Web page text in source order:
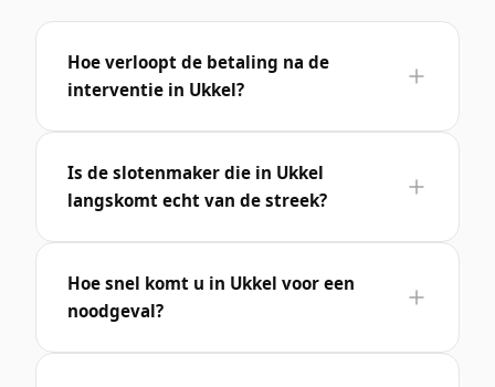
Hoe verloopt de betaling na de
interventie in Ukkel?
Is de slotenmaker die in Ukkel
langskomt echt van de streek?
Hoe snel komt u in Ukkel voor een
noodgeval?